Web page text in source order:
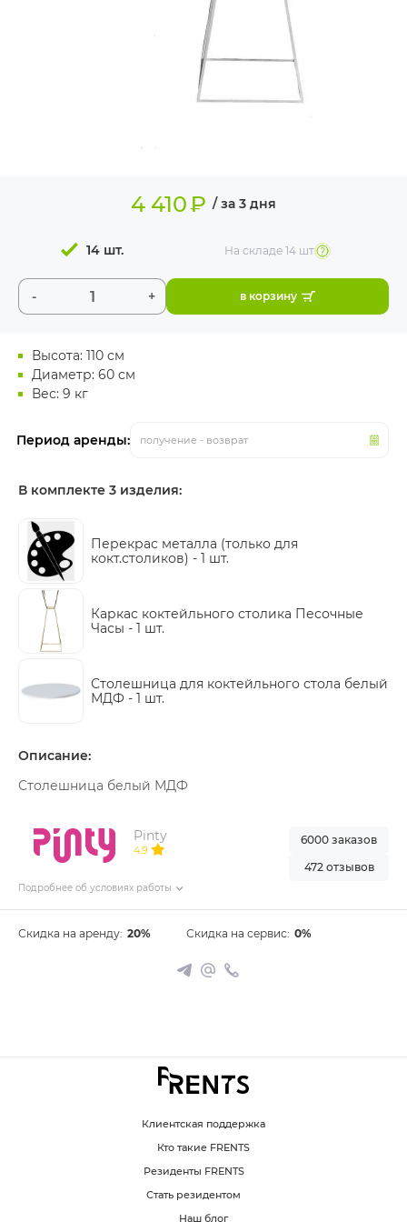
Высота: 110 см
Диаметр: 60 см
Вес: 9 кг
Период аренды: получение - возврат
4 410₽ / за 3 дня
- +
14 шт. На складе14 шт
в корзину
В комплекте 3 изделия:
Перекрас металла (только для
кокт.столиков) - 1 шт.
Каркас коктейльного столика Песочные
Часы - 1 шт.
Столешница для коктейльного стола белый
МДФ - 1 шт.
Описание:
Столешница белый МДФ
Pinty
4.9
Подробнее об условиях работы
6000 заказов
472 отзывов
Скидка на аренду: 20% Скидка на сервис: 0%
Клиентская поддержка
Кто такие FRENTS
Резиденты FRENTS
Стать резидентом
Наш блог